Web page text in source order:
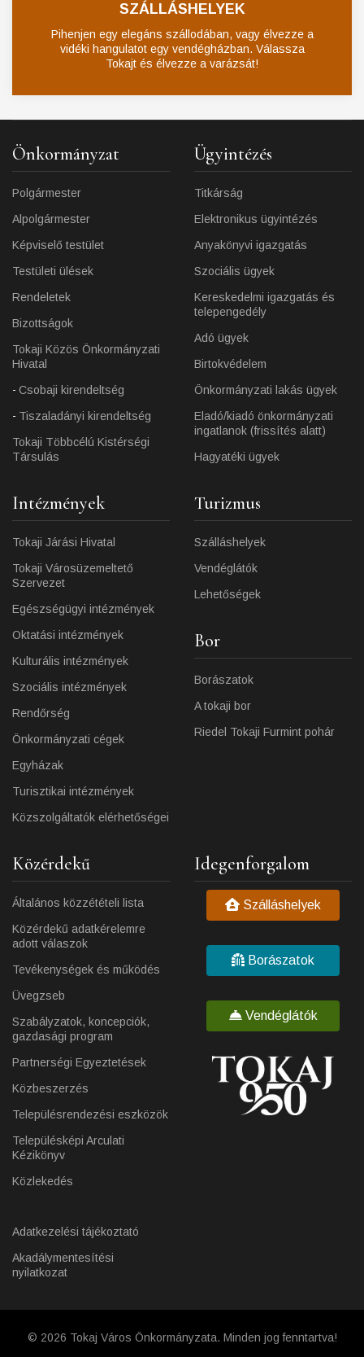
SZÁLLÁSHELYEK
Pihenjen egy elegáns szállodában, vagy élvezze a
vidéki hangulatot egy vendégházban. Válassza
Tokajt és élvezze a varázsát!
Önkormányzat
Polgármester
Alpolgármester
Képviselő testület
Testületi ülések
Rendeletek
Bizottságok
Tokaji Közös Önkormányzati
Hivatal
Csobaji kirendeltség
Tiszaladányi kirendeltség
Tokaji Többcélú Kistérségi
Társulás
Ügyintézés
Titkárság
Elektronikus ügyintézés
Anyakönyvi igazgatás
Szociális ügyek
Kereskedelmi igazgatás és
telepengedély
Adó ügyek
Birtokvédelem
Önkormányzati lakás ügyek
Eladó/kiadó önkormányzati
ingatlanok (frissítés alatt)
Hagyatéki ügyek
Intézmények
Tokaji Járási Hivatal
Tokaji Városüzemeltető
Szervezet
Egészségügyi intézmények
Oktatási intézmények
Kulturális intézmények
Szociális intézmények
Rendőrség
Önkormányzati cégek
Egyházak
Turisztikai intézmények
Közszolgáltatók elérhetőségei
Turizmus
Szálláshelyek
Vendéglátók
Lehetőségek
Bor
Borászatok
A tokaji bor
Riedel Tokaji Furmint pohár
Közérdekű
Általános közzétételi lista
Közérdekű adatkérelemre
adott válaszok
Tevékenységek és működés
Üvegzseb
Szabályzatok, koncepciók,
gazdasági program
Partnerségi Egyeztetések
Közbeszerzés
Településrendezési eszközök
Településképi Arculati
Kézikönyv
Közlekedés
Adatkezelési tájékoztató
Akadálymentesítési
nyilatkozat
Idegenforgalom
Szálláshelyek
Borászatok
Vendéglátók
© 2026 Tokaj Város Önkormányzata. Minden jog fenntartva!